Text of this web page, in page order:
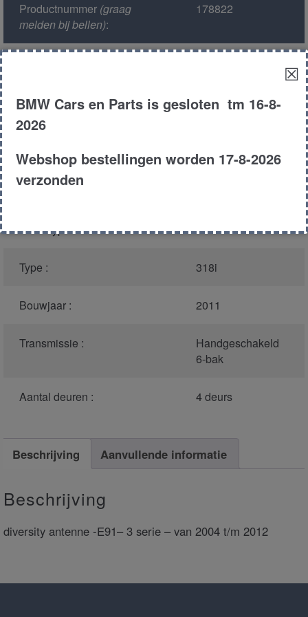
Productnummer(graag
melden bij bellen):
178822
Model : E91
metallic
Motor type : n43b20a
Type : 318i
Bouwjaar : 2011
Transmissie :
Handgeschakeld
6-bak
Aantal deuren : 4 deurs
Beschrijving Aanvullende informatie
Beschrijving
diversity antenne -E91– 3 serie – van 2004 t/m 2012
☒
BMW Cars en Parts is gesloten tm 16-8-
2026
Webshop bestellingen worden 17-8-2026
verzonden